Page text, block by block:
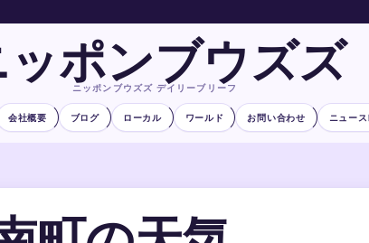
ッポンブウズズ
ニッポンブウズズ デイリーブリーフ
会社概要 ブログ ローカル ワールド お問い合わせ ニュー